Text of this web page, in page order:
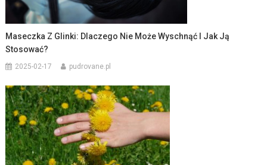
Maseczka Z Glinki: Dlaczego Nie Może Wyschnąć I Jak Ją
Stosować?
2025-02-17 pudrovane.pl